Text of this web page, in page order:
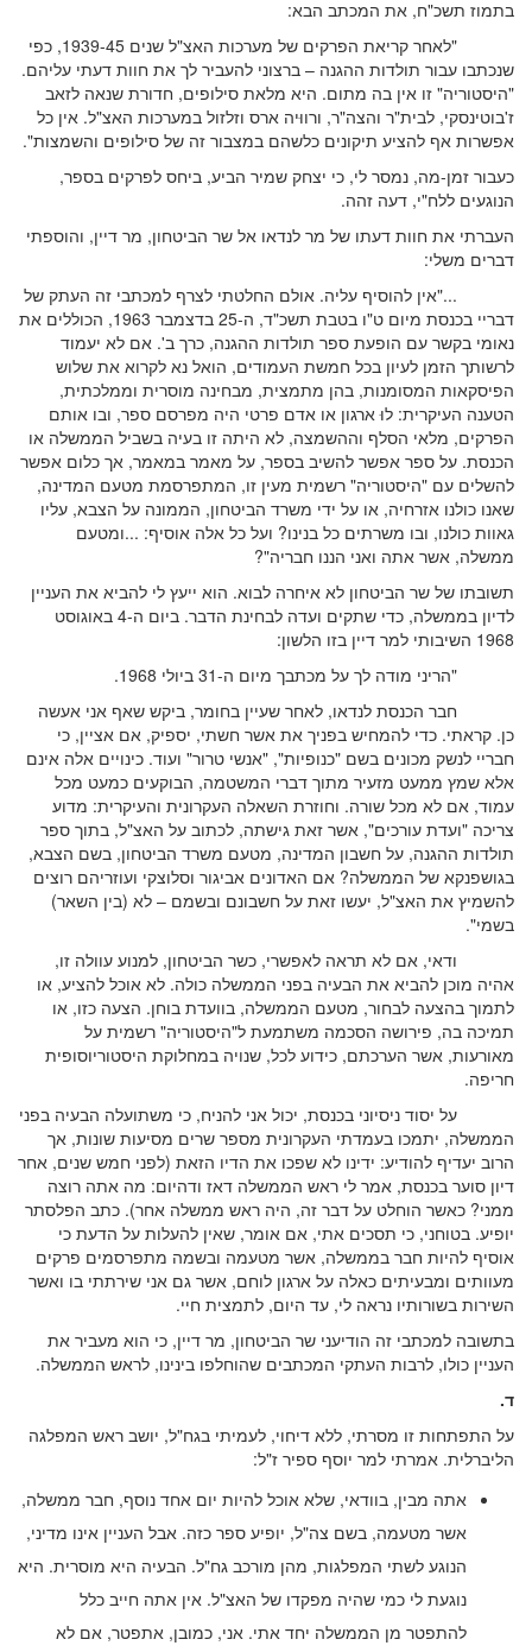
בתמוז תשכ"ח, את המכתב הבא:
"לאחר קריאת הפרקים של מערכות האצ"ל שנים 1939-45, כפי
שנכתבו עבור תולדות ההגנה – ברצוני להעביר לך את חוות דעתי עליהם.
"היסטוריה" זו אין בה מתום. היא מלאת סילופים, חדורת שנאה לזאב
ז'בוטינסקי, לבית"ר והצה"ר, ורווּיה ארס וזלזול במערכות האצ"ל. אין כל
אפשרות אף להציע תיקונים כלשהם במצבור זה של סילופים והשמצות".
כעבור זמן-מה, נמסר לי, כי יצחק שמיר הביע, ביחס לפרקים בספר,
הנוגעים ללח"י, דעה זהה.
העברתי את חוות דעתו של מר לנדאו אל שר הביטחון, מר דיין, והוספתי
דברים משלי:
..."אין להוסיף עליה. אולם החלטתי לצרף למכתבי זה העתק של
דבריי בכנסת מיום ט"ו בטבת תשכ"ד, ה-25 בדצמבר 1963, הכוללים את
נאומי בקשר עם הופעת ספר תולדות ההגנה, כרך ב'. אם לא יעמוד
לרשותך הזמן לעיון בכל חמשת העמודים, הואל נא לקרוא את שלוש
הפיסקאות המסומנות, בהן מתמצית, מבחינה מוסרית וממלכתית,
הטענה העיקרית: לוּ ארגון או אדם פרטי היה מפרסם ספר, ובו אותם
הפרקים, מלאי הסלף וההשמצה, לא היתה זו בעיה בשביל הממשלה או
הכנסת. על ספר אפשר להשיב בספר, על מאמר במאמר, אך כלום אפשר
להשלים עם "היסטוריה" רשמית מעין זו, המתפרסמת מטעם המדינה,
שאנו כולנו אזרחיה, או על ידי משרד הביטחון, הממונה על הצבא, עליו
גאוות כולנו, ובו משרתים כל בנינו? ועל כל אלה אוסיף: ...ומטעם
ממשלה, אשר אתה ואני הננו חבריה"?
תשובתו של שר הביטחון לא איחרה לבוא. הוא ייעץ לי להביא את העניין
לדיון בממשלה, כדי שתקים ועדה לבחינת הדבר. ביום ה-4 באוגוסט
1968 השיבותי למר דיין בזו הלשון:
"הריני מודה לך על מכתבך מיום ה-31 ביולי 1968.
חבר הכנסת לנדאו, לאחר שעיין בחומר, ביקש שאף אני אעשה
כן. קראתי. כדי להמחיש בפניך את אשר חשתי, יספיק, אם אציין, כי
חבריי לנשק מכונים בשם "כנופיות", "אנשי טרור" ועוד. כינויים אלה אינם
אלא שמץ ממעט מזעיר מתוך דברי המשטמה, הבוקעים כמעט מכל
עמוד, אם לא מכל שורה. וחוזרת השאלה העקרונית והעיקרית: מדוע
צריכה "ועדת עורכים", אשר זאת גישתה, לכתוב על האצ"ל, בתוך ספר
תולדות ההגנה, על חשבון המדינה, מטעם משרד הביטחון, בשם הצבא,
בגושפנקא של הממשלה? אם האדונים אביגור וסלוצקי ועוזריהם רוצים
להשמיץ את האצ"ל, יעשו זאת על חשבונם ובשמם – לא (בין השאר)
בשמי".
ודאי, אם לא תראה לאפשרי, כשר הביטחון, למנוע עוולה זו,
אהיה מוכן להביא את הבעיה בפני הממשלה כולה. לא אוכל להציע, או
לתמוך בהצעה לבחור, מטעם הממשלה, בוועדת בוחן. הצעה כזו, או
תמיכה בה, פירושה הסכמה משתמעת ל"היסטוריה" רשמית על
מאורעות, אשר הערכתם, כידוע לכל, שנויה במחלוקת היסטוריוסופית
חריפה.
על יסוד ניסיוני בכנסת, יכול אני להניח, כי משתועלה הבעיה בפני
הממשלה, יתמכו בעמדתי העקרונית מספר שרים מסיעות שונות, אך
הרוב יעדיף להודיע: ידינו לא שפכו את הדיו הזאת (לפני חמש שנים, אחר
דיון סוער בכנסת, אמר לי ראש הממשלה דאז ודהיום: מה אתה רוצה
ממני? כאשר הוחלט על דבר זה, היה ראש ממשלה אחר). כתב הפלסתר
יופיע. בטוחני, כי תסכים אתי, אם אומר, שאין להעלות על הדעת כי
אוסיף להיות חבר בממשלה, אשר מטעמה ובשמה מתפרסמים פרקים
מעוותים ומבעיתים כאלה על ארגון לוחם, אשר גם אני שירתתי בו ואשר
השירות בשורותיו נראה לי, עד היום, לתמצית חיי.
בתשובה למכתבי זה הודיעני שר הביטחון, מר דיין, כי הוא מעביר את
העניין כולו, לרבות העתקי המכתבים שהוחלפו בינינו, לראש הממשלה.
ד.
על התפתחות זו מסרתי, ללא דיחוי, לעמיתי בגח"ל, יושב ראש המפלגה
הליברלית. אמרתי למר יוסף ספיר ז"ל:
אתה מבין, בוודאי, שלא אוכל להיות יום אחד נוסף, חבר ממשלה,
אשר מטעמה, בשם צה"ל, יופיע ספר כזה. אבל העניין אינו מדיני,
הנוגע לשתי המפלגות, מהן מורכב גח"ל. הבעיה היא מוסרית. היא
נוגעת לי כמי שהיה מפקדו של האצ"ל. אין אתה חייב כלל
להתפטר מן הממשלה יחד אתי. אני, כמובן, אתפטר, אם לא